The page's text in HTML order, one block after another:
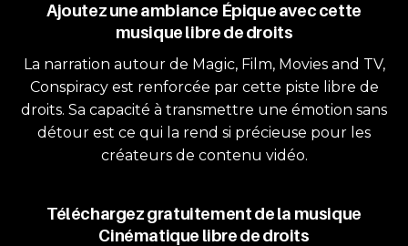
Ajoutez une ambiance Épique avec cette
musique libre de droits
La narration autour de Magic, Film, Movies and TV,
Conspiracy est renforcée par cette piste libre de
droits. Sa capacité à transmettre une émotion sans
détour est ce qui la rend si précieuse pour les
créateurs de contenu vidéo.
Téléchargez gratuitement de la musique
Cinématique libre de droits